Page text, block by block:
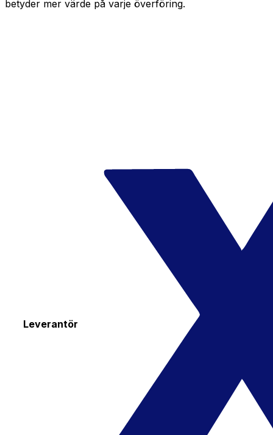
betyder mer värde på varje överföring.
Leverantör